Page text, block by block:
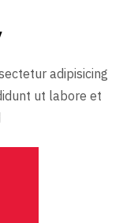
adipisicing
ut labore et